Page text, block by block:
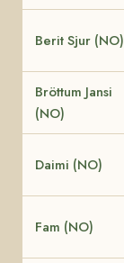
Berit Sjur (NO)
Bröttum Jansi
(NO)
Daimi (NO)
Fam (NO)